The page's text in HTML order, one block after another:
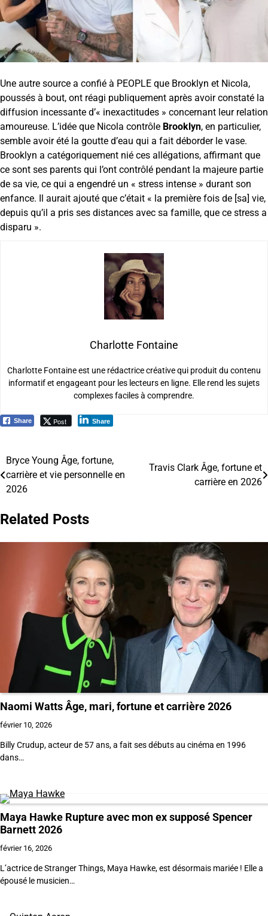
Une autre source a confié à PEOPLE que Brooklyn et Nicola,
poussés à bout, ont réagi publiquement après avoir constaté la
diffusion incessante d’« inexactitudes » concernant leur relation
amoureuse. L’idée que Nicola contrôle Brooklyn, en particulier,
semble avoir été la goutte d’eau qui a fait déborder le vase.
Brooklyn a catégoriquement nié ces allégations, affirmant que
ce sont ses parents qui l’ont contrôlé pendant la majeure partie
de sa vie, ce qui a engendré un « stress intense » durant son
enfance. Il aurait ajouté que c’était « la première fois de [sa] vie,
depuis qu’il a pris ses distances avec sa famille, que ce stress a
disparu ».
Charlotte Fontaine
Charlotte Fontaine est une rédactrice créative qui produit du contenu
informatif et engageant pour les lecteurs en ligne. Elle rend les sujets
complexes faciles à comprendre.
Share Post Share
Navigation
de
Bryce Young Âge, fortune,
carrière et vie personnelle en
2026
Travis Clark Âge, fortune et
carrière en 2026
Related Posts
Naomi Watts Âge, mari, fortune et carrière 2026
février 10, 2026
Billy Crudup, acteur de 57 ans, a fait ses débuts au cinéma en 1996
dans…
Maya Hawke Rupture avec mon ex supposé Spencer
Barnett 2026
février 16, 2026
L’actrice de Stranger Things, Maya Hawke, est désormais mariée ! Elle a
épousé le musicien…